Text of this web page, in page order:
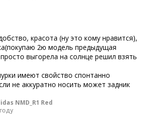
красота (ну это кому нравится),
2ю модель предыдущая
выгорела на солнце решил взять
имеют свойство спонтанно
не аккуратно носить может задник
NMD_R1 Red